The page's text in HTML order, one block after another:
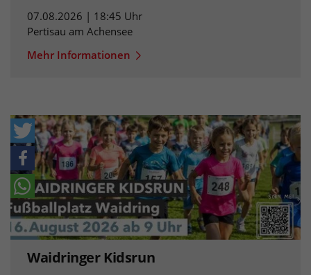
07.08.2026 | 18:45 Uhr
Pertisau am Achensee
Mehr Informationen
Waidringer Kidsrun